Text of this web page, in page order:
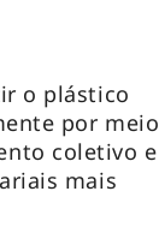
o plástico
por meio
coletivo e
mais